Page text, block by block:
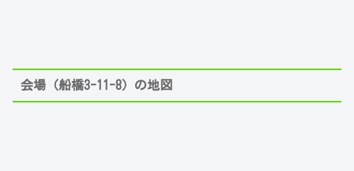
会場（船橋3-11-8）の地図